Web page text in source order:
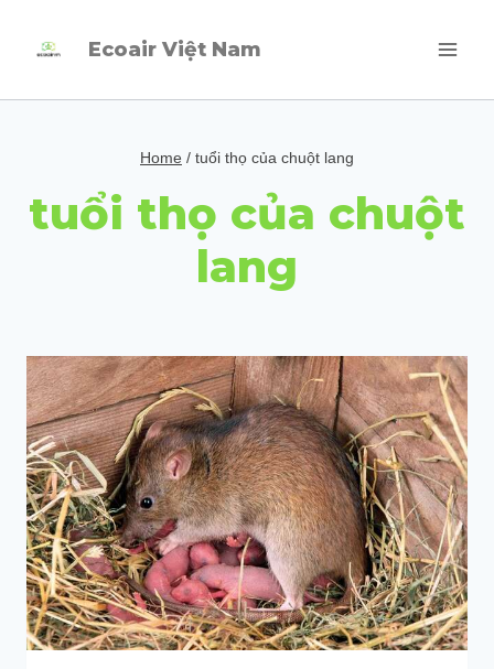
Ecoair Việt Nam
Home / tuổi thọ của chuột lang
tuổi thọ của chuột
lang